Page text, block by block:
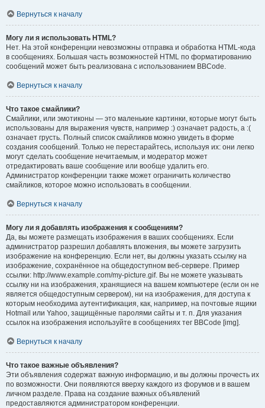
Вернуться к началу
Могу ли я использовать HTML?
Нет. На этой конференции невозможны отправка и обработка HTML-кода
в сообщениях. Большая часть возможностей HTML по форматированию
сообщений может быть реализована с использованием BBCode.
Вернуться к началу
Что такое смайлики?
Смайлики, или эмотиконы — это маленькие картинки, которые могут быть
использованы для выражения чувств, например :) означает радость, а :(
означает грусть. Полный список смайликов можно увидеть в форме
создания сообщений. Только не перестарайтесь, используя их: они легко
могут сделать сообщение нечитаемым, и модератор может
отредактировать ваше сообщение или вообще удалить его.
Администратор конференции также может ограничить количество
смайликов, которое можно использовать в сообщении.
Вернуться к началу
Могу ли я добавлять изображения к сообщениям?
Да, вы можете размещать изображения в ваших сообщениях. Если
администратор разрешил добавлять вложения, вы можете загрузить
изображение на конференцию. Если нет, вы должны указать ссылку на
изображение, сохранённое на общедоступном веб-сервере. Пример
ссылки: http://www.example.com/my-picture.gif. Вы не можете указывать
ссылку ни на изображения, хранящиеся на вашем компьютере (если он не
является общедоступным сервером), ни на изображения, для доступа к
которым необходима аутентификация, как, например, на почтовые ящики
Hotmail или Yahoo, защищённые паролями сайты и т. п. Для указания
ссылок на изображения используйте в сообщениях тег BBCode [img].
Вернуться к началу
Что такое важные объявления?
Эти объявления содержат важную информацию, и вы должны прочесть их
по возможности. Они появляются вверху каждого из форумов и в вашем
личном разделе. Права на создание важных объявлений
предоставляются администратором конференции.